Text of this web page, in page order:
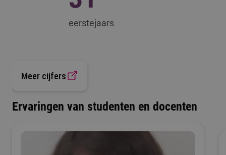
eerstejaars
Meer cijfers
22.2
Ervaringen van studenten en docenten